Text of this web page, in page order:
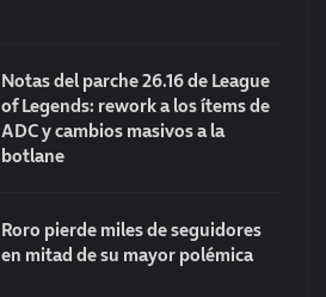
Notas del parche 26.16 de League
of Legends: rework a los ítems de
ADC y cambios masivos a la
botlane
Roro pierde miles de seguidores
en mitad de su mayor polémica